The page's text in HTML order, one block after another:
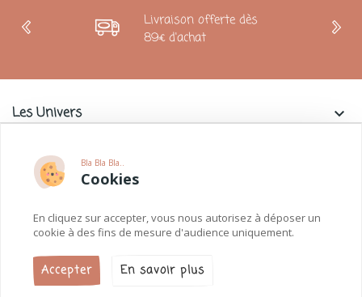
Bla Bla Bla..
Cookies
En cliquez sur accepter, vous nous autorisez à déposer un
cookie à des fins de mesure d'audience uniquement.
Accepter En savoir plus
Livraison offerte dès
89€ d'achat
Les Univers
keyboard_arrow_down
Charlie & La Petite Souris
Informations
Paiements
Charlie et la petite souris © 2026.